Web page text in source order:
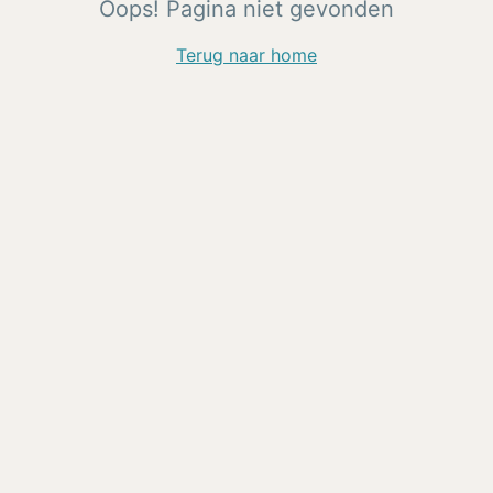
Oops! Pagina niet gevonden
Terug naar home